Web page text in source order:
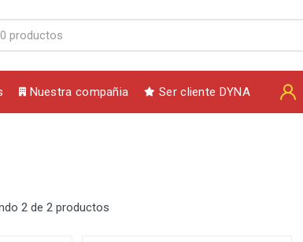
Nuestra compañia Ser cliente DYNA
2 de 2 productos